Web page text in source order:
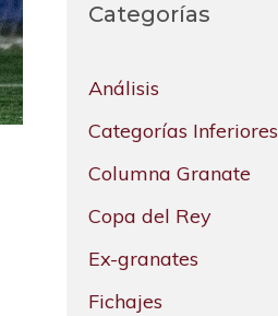
Categorías
Análisis
Categorías Inferiores
Columna Granate
Copa del Rey
Ex-granates
Fichajes